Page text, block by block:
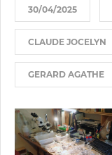
30/04/2025
CLAUDE JOCELYN
GERARD AGATHE